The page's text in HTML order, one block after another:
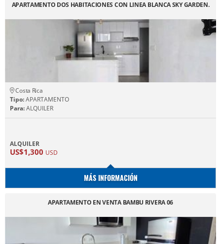
APARTAMENTO DOS HABITACIONES CON LINEA BLANCA SKY GARDEN.
Costa Rica
Tipo:APARTAMENTO
Para:ALQUILER
ALQUILER
US$1,300 USD
MÁS INFORMACIÓN
APARTAMENTO EN VENTA BAMBU RIVERA 06